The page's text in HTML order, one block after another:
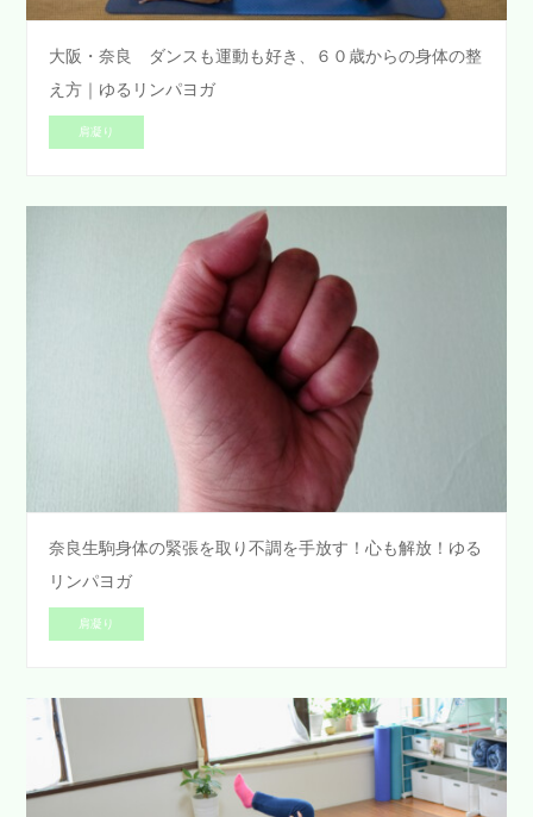
大阪・奈良 ダンスも運動も好き、６０歳からの身体の整
え方｜ゆるリンパヨガ
肩凝り
奈良生駒身体の緊張を取り不調を手放す！心も解放！ゆる
リンパヨガ
肩凝り